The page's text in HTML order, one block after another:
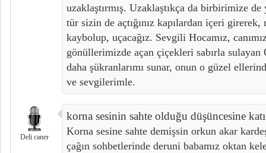
uzaklaştırmış. Uzaklaştıkça da birbirimize de
tür sizin de açtığınız kapılardan içeri girerek,
kaybolup, uçacağız. Sevgili Hocamız,
gönüllerimizde açan çiçekleri sabırla sulayan
daha şükranlarımı sunar, onun o güzel
ve sevgilerimle.
Deli caner
korna sesinin sahte olduğu düşüncesine
Korna sesine sahte demişsin orkun akar
çağın sohbetlerinde deruni babamız oktan